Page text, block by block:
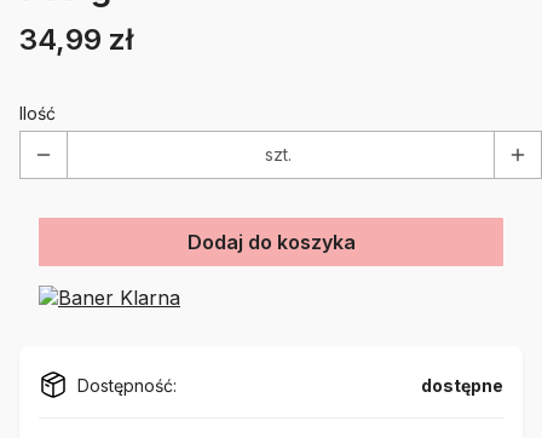
Etykiety
Cena
34,99 zł
Ilość
szt.
Dodaj do koszyka
Dostępność: dostępne